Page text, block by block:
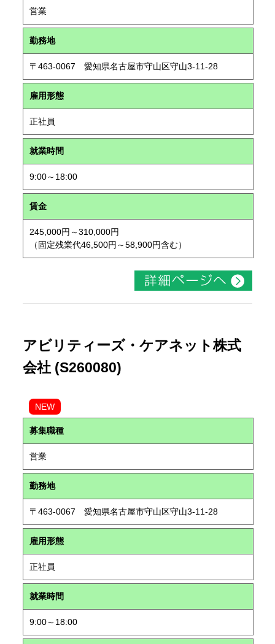
営業
勤務地
〒463-0067 愛知県名古屋市守山区守山3-11-28
雇用形態
正社員
就業時間
9:00～18:00
賃金
245,000円～310,000円
（固定残業代46,500円～58,900円含む）
アビリティーズ・ケアネット株式
会社 (S260080)
NEW
募集職種
営業
勤務地
〒463-0067 愛知県名古屋市守山区守山3-11-28
雇用形態
正社員
就業時間
9:00～18:00